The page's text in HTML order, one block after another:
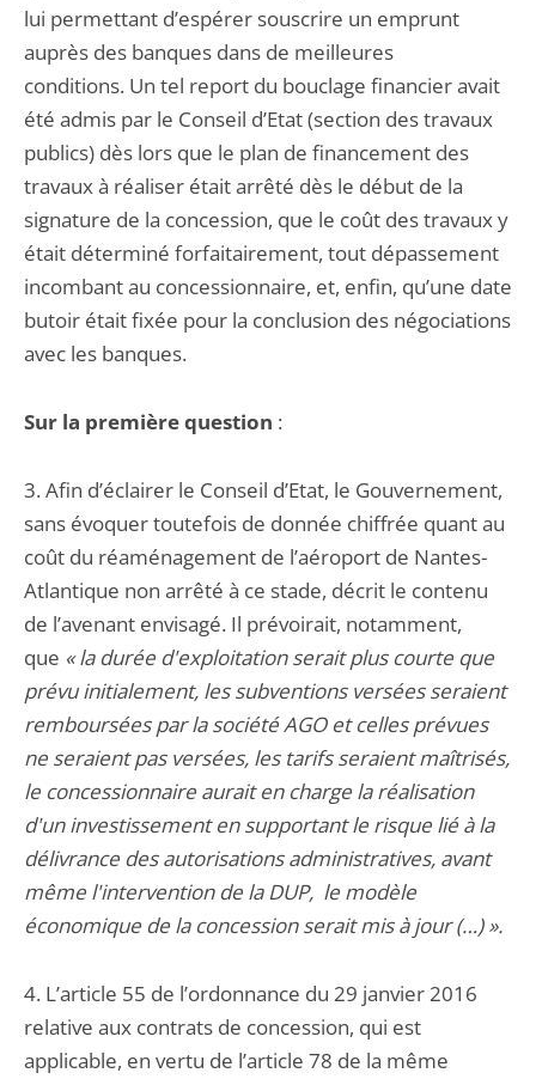
lui permettant d’espérer souscrire un emprunt
auprès des banques dans de meilleures
conditions. Un tel report du bouclage financier avait
été admis par le Conseil d’Etat (section des travaux
publics) dès lors que le plan de financement des
travaux à réaliser était arrêté dès le début de la
signature de la concession, que le coût des travaux y
était déterminé forfaitairement, tout dépassement
incombant au concessionnaire, et, enfin, qu’une date
butoir était fixée pour la conclusion des négociations
avec les banques.
Sur la première question :
3. Afin d’éclairer le Conseil d’Etat, le Gouvernement,
sans évoquer toutefois de donnée chiffrée quant au
coût du réaménagement de l’aéroport de Nantes-
Atlantique non arrêté à ce stade, décrit le contenu
de l’avenant envisagé. Il prévoirait, notamment,
que « la durée d'exploitation serait plus courte que
prévu initialement, les subventions versées seraient
remboursées par la société AGO et celles prévues
ne seraient pas versées, les tarifs seraient maîtrisés,
le concessionnaire aurait en charge la réalisation
d'un investissement en supportant le risque lié à la
délivrance des autorisations administratives, avant
même l'intervention de la DUP, le modèle
économique de la concession serait mis à jour (…) ».
4. L’article 55 de l’ordonnance du 29 janvier 2016
relative aux contrats de concession, qui est
applicable, en vertu de l’article 78 de la même